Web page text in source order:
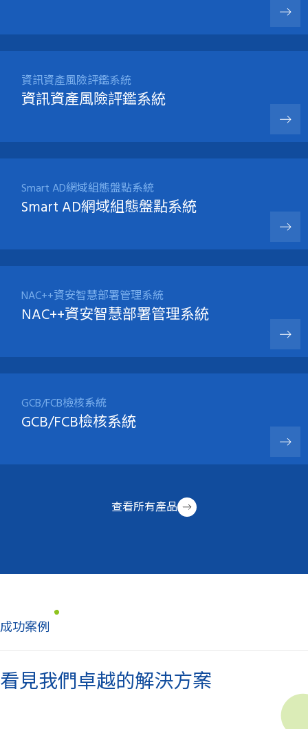
資訊資產風險評鑑系統
資訊資產風險評鑑系統
Smart AD網域組態盤點系統
Smart AD網域組態盤點系統
NAC++資安智慧部署管理系統
NAC++資安智慧部署管理系統
GCB/FCB檢核系統
GCB/FCB檢核系統
查看所有產品
成功案例
看見我們卓越的解決方案